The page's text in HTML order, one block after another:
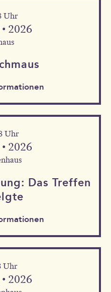
Uhr
2026
Uhr
2026
Das Tref­fen
Uhr
2026